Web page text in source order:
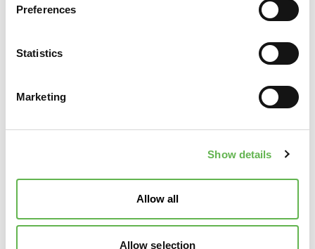
Preferences
Statistics
Marketing
Show details
Allow all
Allow selection
Fax
Email